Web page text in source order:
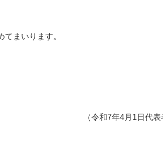
NG FOR
THE
まいります。
（令和7年4月1日代